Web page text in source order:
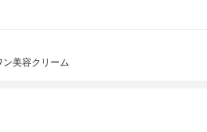
ン美容クリーム